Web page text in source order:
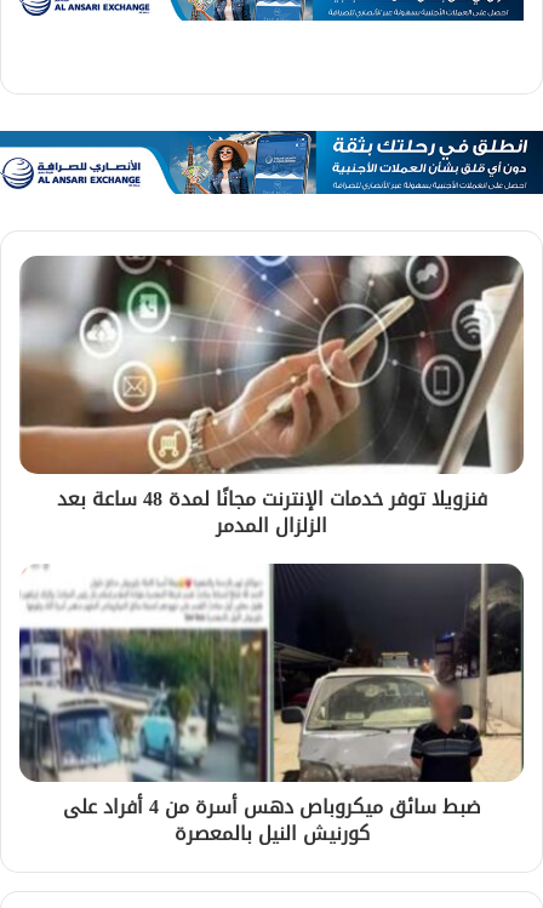
فنزويلا توفر خدمات الإنترنت مجانًا لمدة 48 ساعة بعد
الزلزال المدمر
ضبط سائق ميكروباص دهس أسرة من 4 أفراد على
كورنيش النيل بالمعصرة